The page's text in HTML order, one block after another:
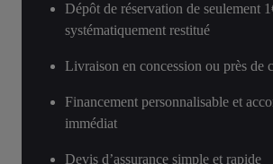
Dépôt de réservation de seulement
systématiquement restitué
Livraison en concession ou près de
Financement personnalisable et
immédiat
Devis d’assurance simple et rapide